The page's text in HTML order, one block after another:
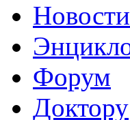
Форум
Доктору